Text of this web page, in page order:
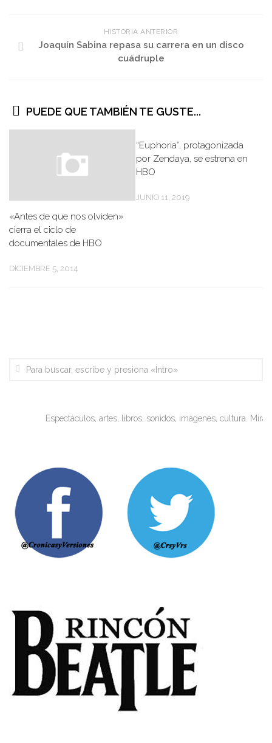
HISTORIA ANTERIOR
Joaquín Sabina repasa su carrera en un disco
cuádruple
PUEDE QUE TAMBIÉN TE GUSTE...
«Antes de que nos olviden»
cierra el ciclo de
documentales de HBO
DICIEMBRE 5, 2014
“Euphoria”, protagonizada
por Zendaya, se estrena en
HBO
JUNIO 11, 2019
Espectáculos, artes, libros, sonidos, imágenes, cultura. Miradas